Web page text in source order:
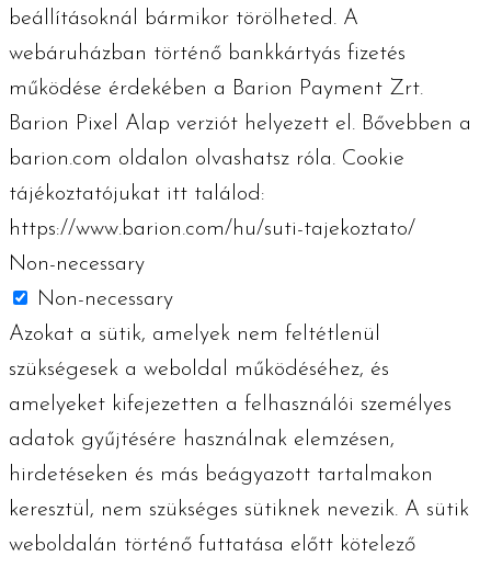
beállításoknál bármikor törölheted. A
webáruházban történő bankkártyás fizetés
működése érdekében a Barion Payment Zrt.
Barion Pixel Alap verziót helyezett el. Bővebben a
barion.com oldalon olvashatsz róla. Cookie
tájékoztatójukat itt találod:
https://www.barion.com/hu/suti-tajekoztato/
Non-necessary
Non-necessary
Azokat a sütik, amelyek nem feltétlenül
szükségesek a weboldal működéséhez, és
amelyeket kifejezetten a felhasználói személyes
adatok gyűjtésére használnak elemzésen,
hirdetéseken és más beágyazott tartalmakon
keresztül, nem szükséges sütiknek nevezik. A sütik
weboldalán történő futtatása előtt kötelező